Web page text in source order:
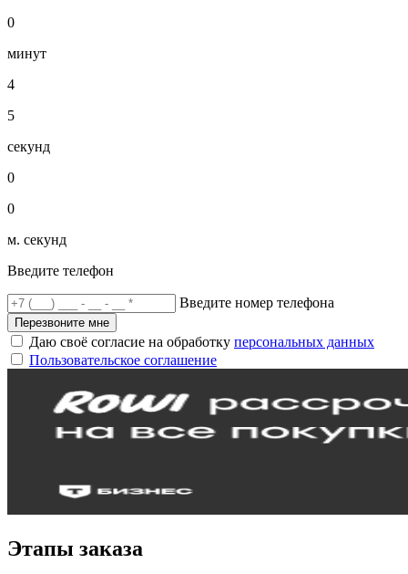
0
минут
4
5
секунд
0
0
м. секунд
Введите телефон
Введите номер телефона
Перезвоните мне
Даю своё согласие на обработку персональных данных
Пользовательское соглашение
Этапы заказа